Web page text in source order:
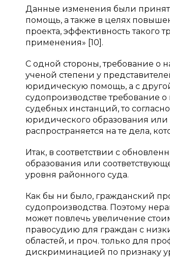
Данные изменения были
помощь, а также в целях
проекта, эффективность такого
применения» [10].
С одной стороны, требование о
ученой степени у
юридическую помощь, а с
судопроизводстве требование
судебных инстанций, то
юридического образования
распространяется на те дела,
Итак, в соответствии с
образования или
уровня районного суда.
Как бы ни было, гражданский
судопроизводства. Поэтому
может повлечь увеличение
правосудию для граждан с
областей, и проч. только для
дискриминацией по признаку